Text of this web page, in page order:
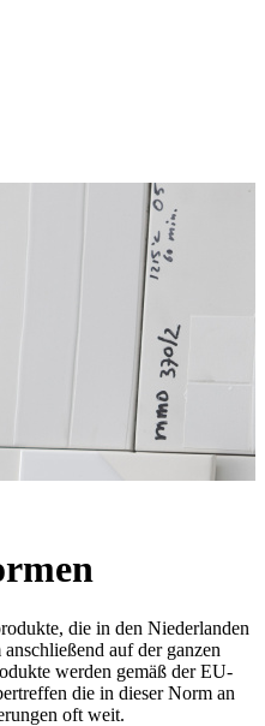
die in den Niederlanden
auf der ganzen
werden gemäß der EU-
die in dieser Norm an
oft weit.